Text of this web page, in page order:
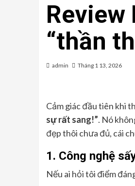
Review
“thần
admin Tháng 1 13, 2026
Cảm giác đầu tiên khi
sự rất sang!”. Nó
đẹp thôi chưa đủ, cái
1. Công nghệ
Nếu ai hỏi tôi điểm